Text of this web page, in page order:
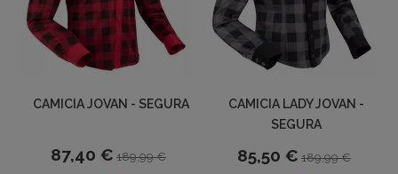
CAMICIA JOVAN - SEGURA
87,40 € 189,99 €
CAMICIA LADY JOVAN -
SEGURA
85,50 € 189,99 €